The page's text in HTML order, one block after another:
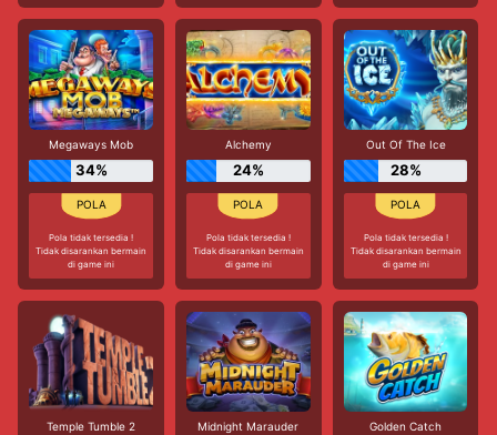
Megaways Mob
34%
Pola tidak tersedia !
Tidak disarankan bermain
di game ini
Alchemy
24%
Pola tidak tersedia !
Tidak disarankan bermain
di game ini
Out Of The Ice
28%
Pola tidak tersedia !
Tidak disarankan bermain
di game ini
Temple Tumble 2 Midnight Marauder Golden Catch